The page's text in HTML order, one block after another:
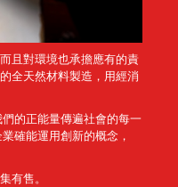
且對環境也承擔應有的責
全天然材料製造，用經消
的正能量傳遍社會的每一
確能運用創新的概念，
有售。